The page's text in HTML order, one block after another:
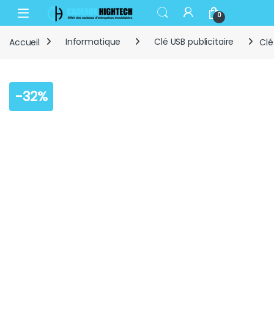
Skip to navigation
Skip to content
Open 0
Accueil Informatique Clé USB publicitaire
-32%